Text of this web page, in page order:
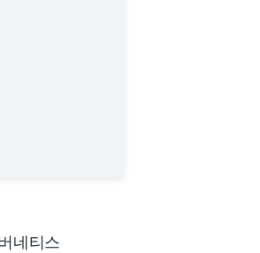
네티스